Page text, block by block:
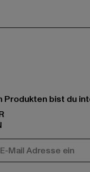
Produkten bist du